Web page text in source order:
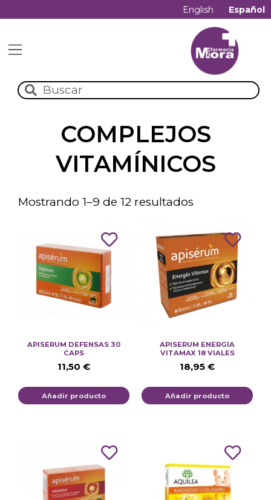
English Español
COMPLEJOS
VITAMÍNICOS
Mostrando 1–9 de 12 resultados
APISERUM DEFENSAS 30
CAPS
11,50 €
Añadir producto
APISERUM ENERGIA
VITAMAX 18 VIALES
18,95 €
Añadir producto